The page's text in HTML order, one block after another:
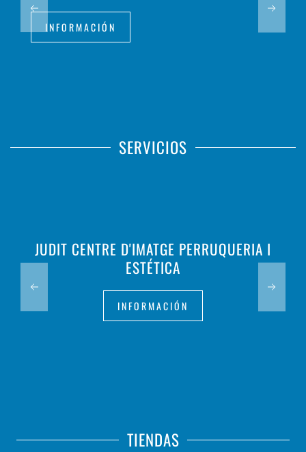
INFORMACIÓN
SERVICIOS
JUDIT CENTRE D'IMATGE PERRUQUERIA I
ESTÉTICA
INFORMACIÓN
TIENDAS